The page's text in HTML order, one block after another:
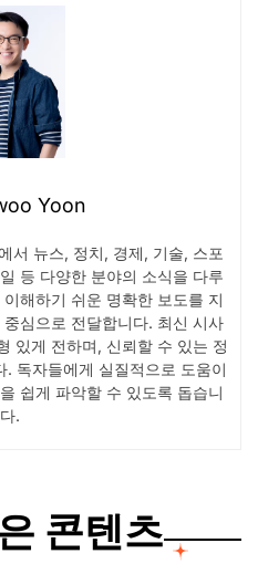
Yoon
뉴스, 정치, 경제, 기술, 스포
등 다양한 분야의 소식을 다루
해하기 쉬운 명확한 보도를 지
심으로 전달합니다. 최신 시사
있게 전하며, 신뢰할 수 있는 정
독자들에게 실질적으로 도움이
쉽게 파악할 수 있도록 돕습니
다.
콘텐츠